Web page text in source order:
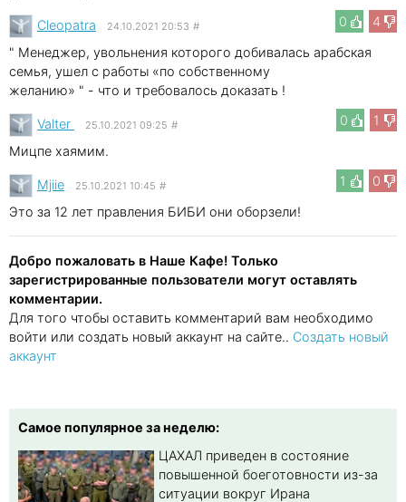
0
4
Cleopatra 24.10.2021 20:53 #
" Менеджер, увольнения которого добивалась арабская
семья, ушел с работы «по собственному
желанию» " - что и требовалось доказать !
0
1
Valter 25.10.2021 09:25 #
Мицпе хаямим.
1
0
Mjiie 25.10.2021 10:45 #
Это за 12 лет правления БИБИ они оборзели!
Добро пожаловать в Наше Кафе! Только
зарегистрированные пользователи могут оставлять
комментарии.
Для того чтобы оставить комментарий вам необходимо
войти или создать новый аккаунт на сайте.. Создать новый
аккаунт
Самое популярное за неделю:
ЦАХАЛ приведен в состояние
повышенной боеготовности из-за
ситуации вокруг Ирана